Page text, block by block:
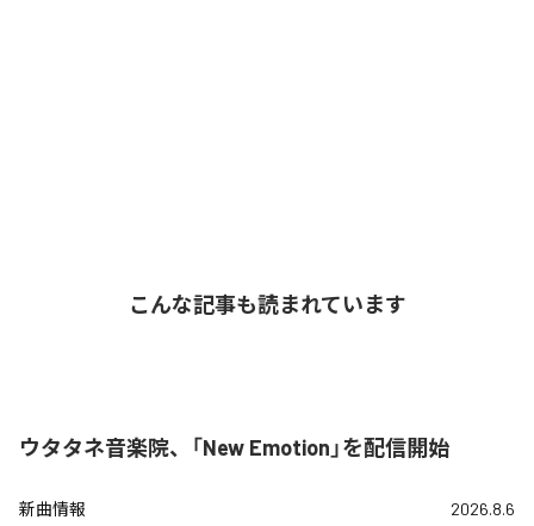
こんな記事も読まれています
ウタタネ音楽院、「New Emotion」を配信開始
新曲情報 2026.8.6